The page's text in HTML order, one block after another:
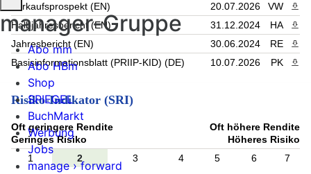
Verkaufsprospekt (EN) 20.07.2026 VW
Halbjahresbericht (EN)
31.12.2024 HA
Jahresbericht (EN)
30.06.2024 RE
Basisinformationsblatt (PRIIP-KID) (DE)
10.07.2026 PK
Risiko-Indikator (SRI)
Oft geringere Rendite
Geringes Risiko
Oft höhere Rendite
Höheres Risiko
1
2 3 4 5 6 7
manager-Gruppe
Abo mm
Abo HBm
Shop
SPIEGEL
BuchMarkt
Werbung
Jobs
manage › forward